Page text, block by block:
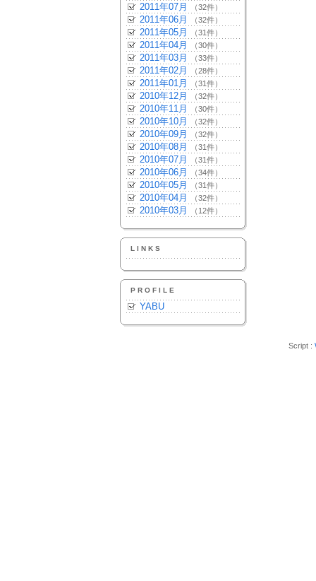
2011年07月 （32件）
2011年06月 （32件）
2011年05月 （31件）
2011年04月 （30件）
2011年03月 （33件）
2011年02月 （28件）
2011年01月 （31件）
2010年12月 （32件）
2010年11月 （30件）
2010年10月 （32件）
2010年09月 （32件）
2010年08月 （31件）
2010年07月 （31件）
2010年06月 （34件）
2010年05月 （31件）
2010年04月 （32件）
2010年03月 （12件）
LINKS
PROFILE
YABU
Script :